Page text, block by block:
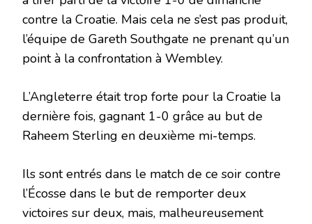
contre la Croatie. Mais cela ne s’est pas produit,
l’équipe de Gareth Southgate ne prenant qu’un
point à la confrontation à Wembley.
L’Angleterre était trop forte pour la Croatie la
dernière fois, gagnant 1-0 grâce au but de
Raheem Sterling en deuxième mi-temps.
Ils sont entrés dans le match de ce soir contre
l’Écosse dans le but de remporter deux
victoires sur deux, mais, malheureusement